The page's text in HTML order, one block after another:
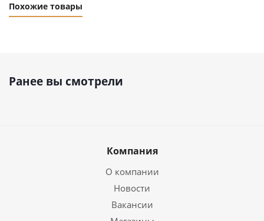
Похожие товары
Ранее вы смотрели
Компания
О компании
Новости
Вакансии